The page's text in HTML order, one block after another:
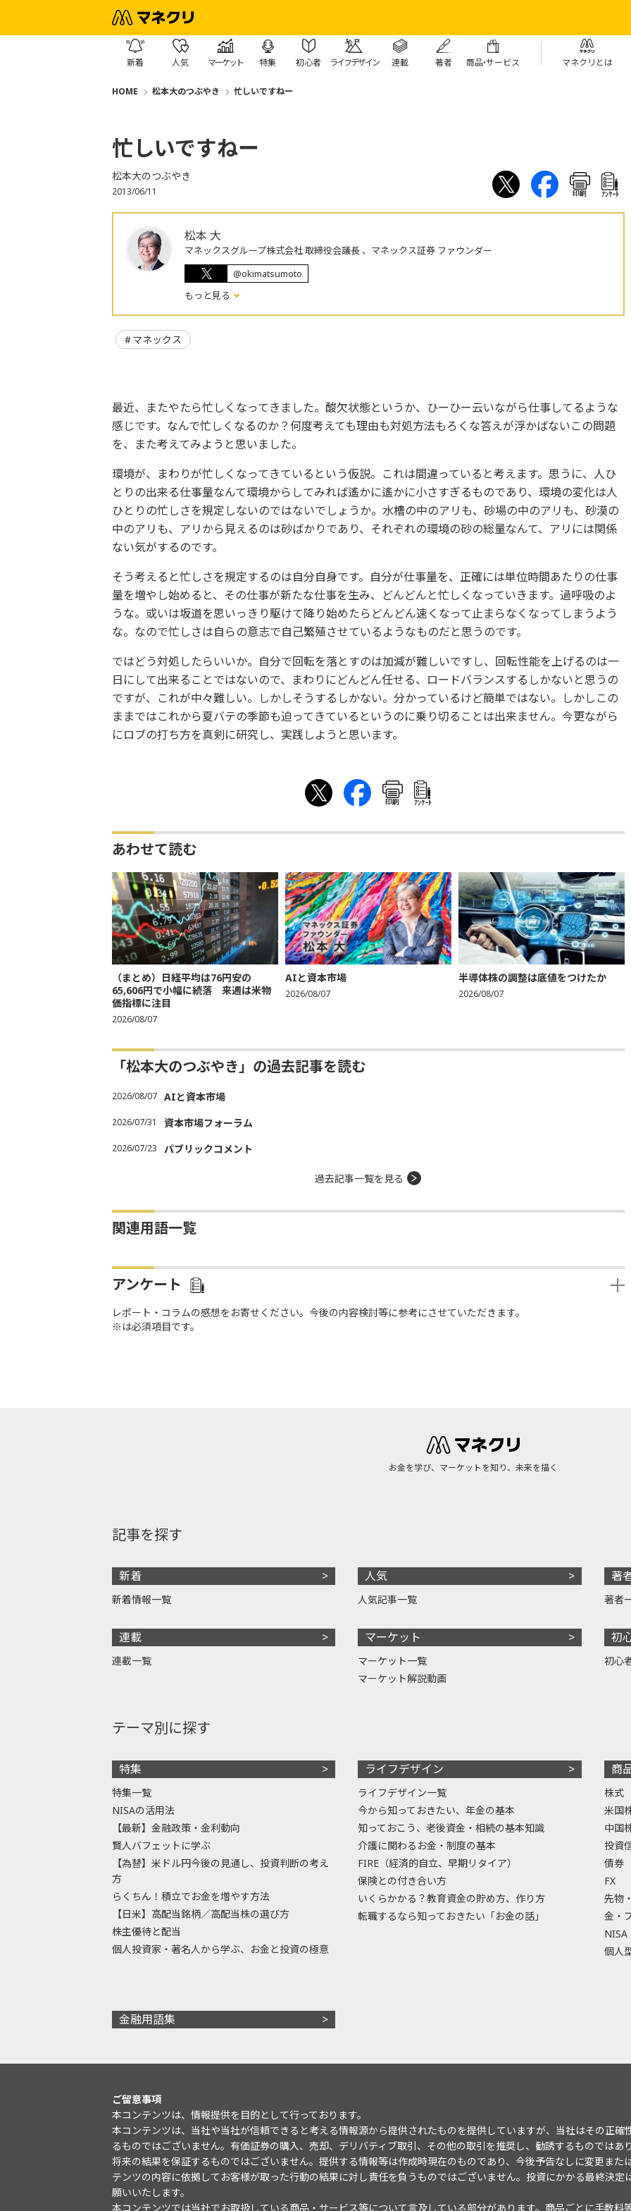
新着 人気 マーケット 特集 初心者 ライフデザイン 連載 著者 商品・サービス マネクリとは
HOME 松本大のつぶやき 忙しいですねー
忙しいですねー
松本大のつぶやき
2013/06/11 印刷 ｱﾝｹｰﾄ
松本 大
マネックスグループ株式会社 取締役会議長 、マネックス証券 ファウンダー
@okimatsumoto
もっと見る
マネックス
最近、またやたら忙しくなってきました。酸欠状態というか、ひーひー云いながら仕事してるような
感じです。なんで忙しくなるのか？何度考えても理由も対処方法もろくな答えが浮かばないこの問題
を、また考えてみようと思いました。
環境が、まわりが忙しくなってきているという仮説。これは間違っていると考えます。思うに、人ひ
とりの出来る仕事量なんて環境からしてみれば遙かに遙かに小さすぎるものであり、環境の変化は人
ひとりの忙しさを規定しないのではないでしょうか。水槽の中のアリも、砂場の中のアリも、砂漠の
中のアリも、アリから見えるのは砂ばかりであり、それぞれの環境の砂の総量なんて、アリには関係
ない気がするのです。
そう考えると忙しさを規定するのは自分自身です。自分が仕事量を、正確には単位時間あたりの仕事
量を増やし始めると、その仕事が新たな仕事を生み、どんどんと忙しくなっていきます。過呼吸のよ
うな。或いは坂道を思いっきり駆けて降り始めたらどんどん速くなって止まらなくなってしまうよう
な。なので忙しさは自らの意志で自己繁殖させているようなものだと思うのです。
ではどう対処したらいいか。自分で回転を落とすのは加減が難しいですし、回転性能を上げるのは一
日にして出来ることではないので、まわりにどんどん任せる、ロードバランスするしかないと思うの
ですが、これが中々難しい。しかしそうするしかない。分かっているけど簡単ではない。しかしこの
ままではこれから夏バテの季節も迫ってきているというのに乗り切ることは出来ません。今更ながら
にロブの打ち方を真剣に研究し、実践しようと思います。
印刷 ｱﾝｹｰﾄ
あわせて読む
（まとめ）日経平均は76円安の
65,606円で小幅に続落 来週は米物
価指標に注目
2026/08/07
AIと資本市場
2026/08/07
半導体株の調整は底値をつけたか
2026/08/07
「松本大のつぶやき」の過去記事を読む
2026/08/07 AIと資本市場
2026/07/31 資本市場フォーラム
2026/07/23 パブリックコメント
過去記事一覧を見る
関連用語一覧
アンケート
レポート・コラムの感想をお寄せください。今後の内容検討等に参考にさせていただきます。
※は必須項目です。
お金を学び、マーケットを知り、未来を描く
記事を探す
新着
新着情報一覧
連載
連載一覧
人気
人気記事一覧
マーケット
マーケット一覧
マーケット解説動画
著
著者
初
初心
テーマ別に探す
特集
特集一覧
NISAの活用法
【最新】金融政策・金利動向
賢人バフェットに学ぶ
【為替】米ドル円今後の見通し、投資判断の考え
方
らくちん！積立でお金を増やす方法
【日米】高配当銘柄／高配当株の選び方
株主優待と配当
個人投資家・著名人から学ぶ、お金と投資の極意
ライフデザイン
ライフデザイン一覧
今から知っておきたい、年金の基本
知っておこう、老後資金・相続の基本知識
介護に関わるお金・制度の基本
FIRE（経済的自立、早期リタイア）
保険との付き合い方
いくらかかる？教育資金の貯め方、作り方
転職するなら知っておきたい「お金の話」
商
株式
米国
中国
投資
債券
FX
先物
金・
NISA
個人
金融用語集
ご留意事項
本コンテンツは、情報提供を目的として行っております。
本コンテンツは、当社や当社が信頼できると考える情報源から提供されたものを提供していますが、当社はその正
るものではございません。有価証券の購入、売却、デリバティブ取引、その他の取引を推奨し、勧誘するものでは
将来の結果を保証するものではございません。提供する情報等は作成時現在のものであり、今後予告なしに変更また
テンツの内容に依拠してお客様が取った行動の結果に対し責任を負うものではございません。投資にかかる最終決
願いいたします。
本コンテンツでは当社でお取扱している商品・サービス等について言及している部分があります。商品ごとに手数料